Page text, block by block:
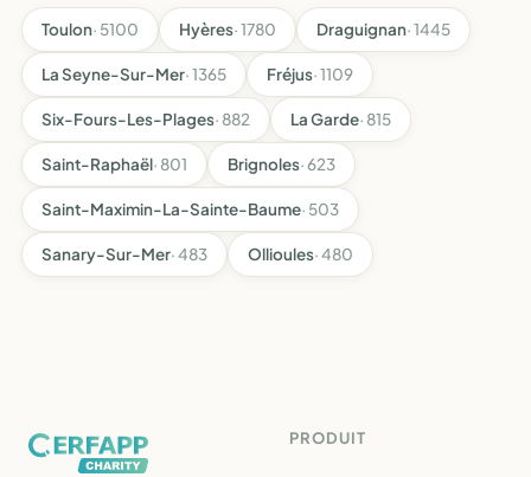
Toulon· 5100 Hyères· 1780 Draguignan· 1445
La Seyne-Sur-Mer· 1365 Fréjus· 1109
Six-Fours-Les-Plages· 882 La Garde· 815
Saint-Raphaël· 801 Brignoles· 623
Saint-Maximin-La-Sainte-Baume· 503
Sanary-Sur-Mer· 483 Ollioules· 480
PRODUIT